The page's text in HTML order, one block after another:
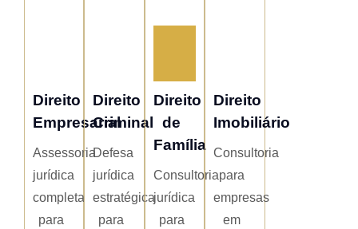
Direito
Empresarial
Assessoria
jurídica
completa
para
Direito
Criminal
Defesa
jurídica
estratégica
para
Direito
de
Família
Consultoria
jurídica
para
Direito
Imobiliário
Consultoria
para
empresas
em